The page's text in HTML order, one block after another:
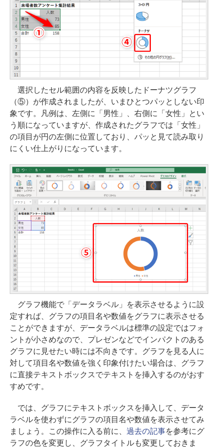
選択したセル範囲の内容を反映したドーナツグラフ
（⑤）が作成されましたが、いまひとつパッとしない印
象です。凡例は、左側に「男性」、右側に「女性」とい
う順になっていますが、作成されたグラフでは「女性」
の項目が円の左側に位置しており、パッと見て読み取り
にくい仕上がりになっています。
グラフ機能で「データラベル」を表示させるように設
定すれば、グラフの項目名や数値をグラフに表示させる
ことができますが、データラベルは標準の設定ではフォ
ントが小さめなので、プレゼンなどでインパクトのある
グラフに見せたい時には不向きです。グラフを見る人に
対して項目名や数値を強く印象付けたい場合は、グラフ
に直接テキストボックスでテキストを挿入するのがおす
すめです。
では、グラフにテキストボックスを挿入して、データ
ラベルを使わずにグラフの項目名や数値を表示させてみ
ましょう。この操作に入る前に、 過去の記事を参考にグ
ラフの色を変更し、グラフタイトルも変更しておきま